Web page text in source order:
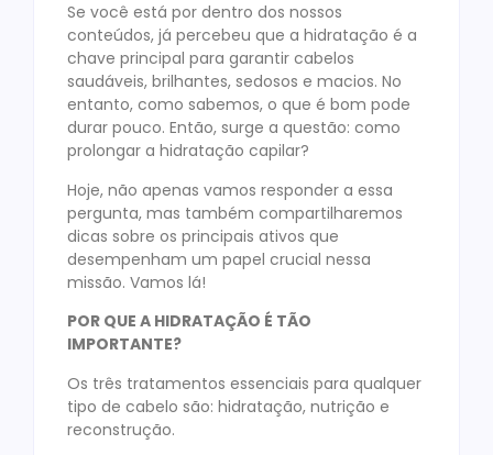
Se você está por dentro dos nossos
conteúdos, já percebeu que a hidratação é a
chave principal para garantir cabelos
saudáveis, brilhantes, sedosos e macios. No
entanto, como sabemos, o que é bom pode
durar pouco. Então, surge a questão: como
prolongar a hidratação capilar?
Hoje, não apenas vamos responder a essa
pergunta, mas também compartilharemos
dicas sobre os principais ativos que
desempenham um papel crucial nessa
missão. Vamos lá!
POR QUE A HIDRATAÇÃO É TÃO
IMPORTANTE?
Os três tratamentos essenciais para qualquer
tipo de cabelo são: hidratação, nutrição e
reconstrução.